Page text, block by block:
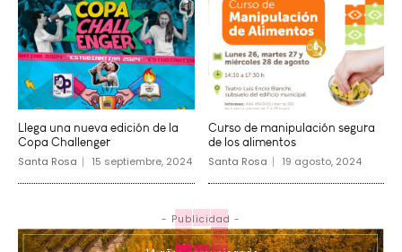
Llega una nueva edición de la
Copa Challenger
Santa Rosa 15 septiembre, 2024
Curso de manipulación segura
de los alimentos
Santa Rosa 19 agosto, 2024
- Publicidad -